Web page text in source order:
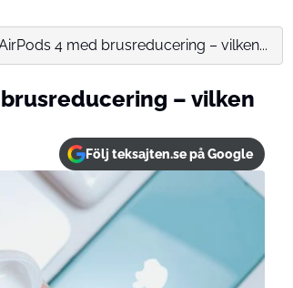
4 med brusreducering – vilken...
brusreducering – vilken
Följ teksajten.se på Google